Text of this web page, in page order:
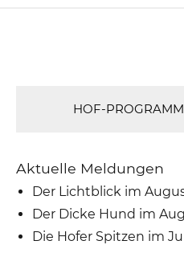
HOF-
Aktuelle Meldungen
Der Lichtblick im
Der Dicke Hund im
Die Hofer Spitzen im